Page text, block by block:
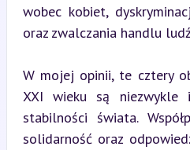
wobec kobiet,
oraz zwalczania handlu
W mojej opinii, te cztery
XXI wieku są
stabilności świata.
solidarność oraz